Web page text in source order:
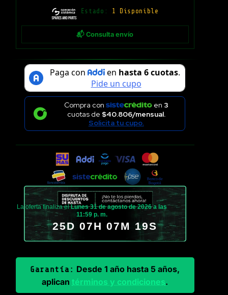
Estado: 1 Disponible
📬 Consulta envío
Compra con en 3
cuotas de $40.806/mensual.
Solicita tu cupo.
La oferta finaliza elLunes 31 de agosto de 2026 a las
11:59 p. m.
25D 07H 07M 19S
Garantía: Desde 1 año hasta 5 años,
aplicantérminos y condiciones.